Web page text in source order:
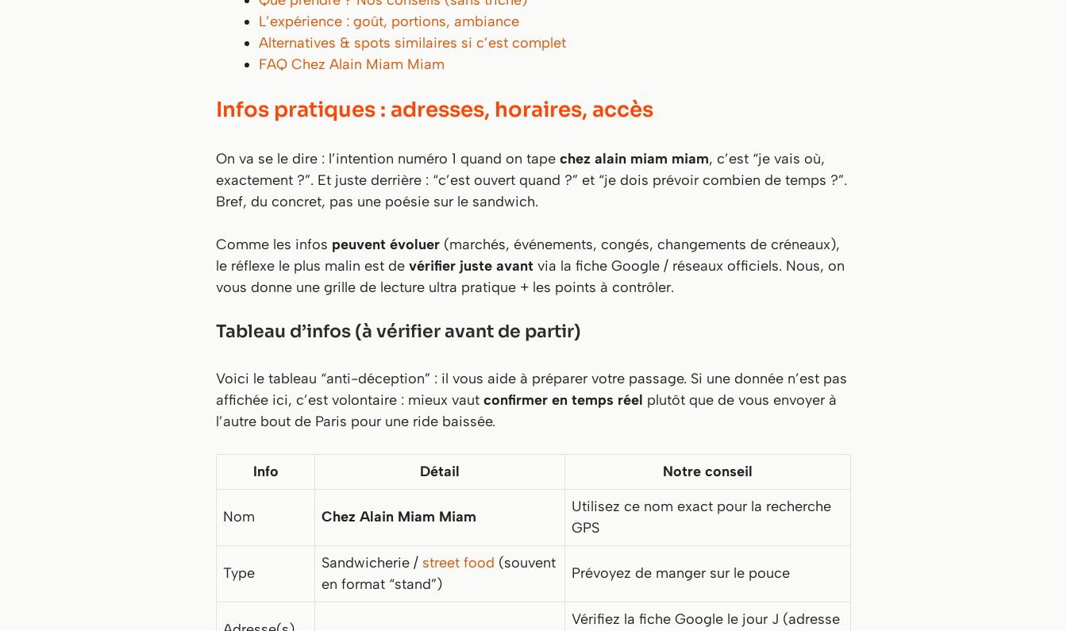
L’expérience : goût, portions, ambiance
Alternatives & spots similaires si c’est complet
FAQ Chez Alain Miam Miam
Infos pratiques : adresses, horaires, accès
On va se le dire : l’intention numéro 1 quand on tape chez alain miam miam, c’est “je vais où,
exactement ?”. Et juste derrière : “c’est ouvert quand ?” et “je dois prévoir combien de temps ?”.
Bref, du concret, pas une poésie sur le sandwich.
Comme les infos peuvent évoluer (marchés, événements, congés, changements de créneaux),
le réflexe le plus malin est de vérifier juste avant via la fiche Google / réseaux officiels. Nous, on
vous donne une grille de lecture ultra pratique + les points à contrôler.
Tableau d’infos (à vérifier avant de partir)
Voici le tableau “anti-déception” : il vous aide à préparer votre passage. Si une donnée n’est pas
affichée ici, c’est volontaire : mieux vaut confirmer en temps réel plutôt que de vous envoyer à
l’autre bout de Paris pour une ride baissée.
Info Détail Notre conseil
Nom Chez Alain Miam Miam
Utilisez ce nom exact pour la recherche
GPS
Type
Sandwicherie / street food (souvent
en format “stand”)
Prévoyez de manger sur le pouce
Vérifiez la fiche Google le jour J (adresse